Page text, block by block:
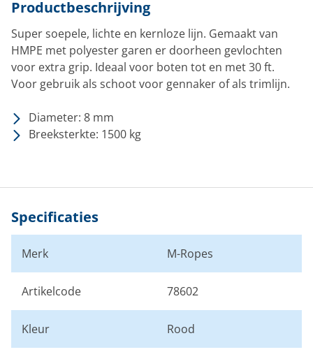
Productbeschrijving
Super soepele, lichte en kernloze lijn. Gemaakt van
HMPE met polyester garen er doorheen gevlochten
voor extra grip. Ideaal voor boten tot en met 30 ft.
Voor gebruik als schoot voor gennaker of als trimlijn.
Diameter: 8 mm
Breeksterkte: 1500 kg
Specificaties
Merk M-Ropes
Artikelcode 78602
Kleur Rood